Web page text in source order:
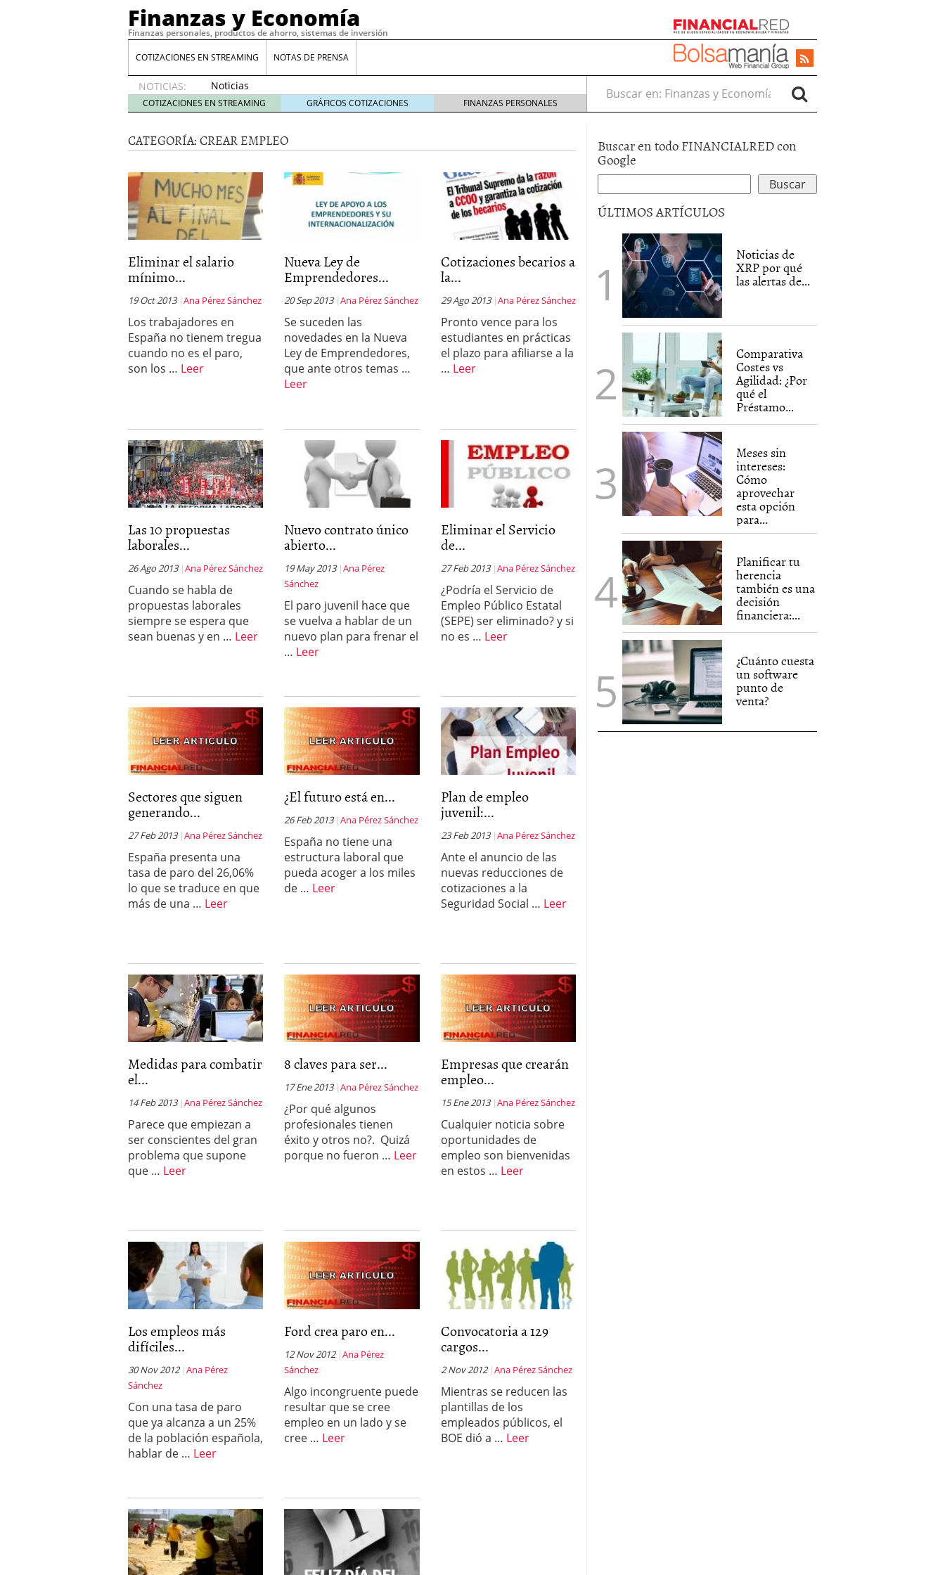
Finanzas y Economía
Finanzas personales, productos de ahorro, sistemas de inversión
COTIZACIONES EN STREAMING NOTAS DE PRENSA
NOTICIAS:
Noticias
de XRP
por qué
alertas
de
whales
suelen
llegar
tarde
16
de abril
de 2026
Comparativa Costes vs Agilidad: ¿Por qué el Préstamo Promotor privado
acelera la rentabilidad? 12 de diciembre de 2025
Meses sin intereses: Cómo aprovechar esta opción para gestionar tus
compras 24 de noviembre de 2025
Planificar tu herencia también es una decisión financiera: cómo anticiparte
a los costes
21 de noviembre de 2025
¿Cuánto cuesta un software punto de venta?
3 de octubre de 2025
COTIZACIONES EN STREAMING GRÁFICOS COTIZACIONES FINANZAS PERSONALES
Buscar en:
CATEGORÍA:CREAR EMPLEO
Eliminar el salario
mínimo...
19 Oct 2013 Ana Pérez Sánchez
Los trabajadores en
España no tienem tregua
cuando no es el paro,
son los … Leer
Nueva Ley de
Emprendedores...
20 Sep 2013 Ana Pérez Sánchez
Se suceden las
novedades en la Nueva
Ley de Emprendedores,
que ante otros temas …
Leer
Cotizaciones becarios a
la...
29 Ago 2013 Ana Pérez Sánchez
Pronto vence para los
estudiantes en prácticas
el plazo para afiliarse a la
… Leer
Las 10 propuestas
laborales...
26 Ago 2013 Ana Pérez Sánchez
Cuando se habla de
propuestas laborales
siempre se espera que
sean buenas y en … Leer
Nuevo contrato único
abierto...
19 May 2013 Ana Pérez
Sánchez
El paro juvenil hace que
se vuelva a hablar de un
nuevo plan para frenar el
… Leer
Eliminar el Servicio
de...
27 Feb 2013 Ana Pérez Sánchez
¿Podría el Servicio de
Empleo Público Estatal
(SEPE) ser eliminado? y si
no es … Leer
Sectores que siguen
generando...
27 Feb 2013 Ana Pérez Sánchez
España presenta una
tasa de paro del 26,06%
lo que se traduce en que
más de una … Leer
¿El futuro está en...
26 Feb 2013 Ana Pérez Sánchez
España no tiene una
estructura laboral que
pueda acoger a los miles
de … Leer
Plan de empleo
juvenil:...
23 Feb 2013 Ana Pérez Sánchez
Ante el anuncio de las
nuevas reducciones de
cotizaciones a la
Seguridad Social … Leer
Medidas para combatir
el...
14 Feb 2013 Ana Pérez Sánchez
Parece que empiezan a
ser conscientes del gran
problema que supone
que … Leer
8 claves para ser...
17 Ene 2013 Ana Pérez Sánchez
¿Por qué algunos
profesionales tienen
éxito y otros no?. Quizá
porque no fueron … Leer
Empresas que crearán
empleo...
15 Ene 2013 Ana Pérez Sánchez
Cualquier noticia sobre
oportunidades de
empleo son bienvenidas
en estos … Leer
Los empleos más
difíciles...
30 Nov 2012 Ana Pérez
Sánchez
Con una tasa de paro
que ya alcanza a un 25%
de la población española,
hablar de … Leer
Ford crea paro en...
12 Nov 2012 Ana Pérez
Sánchez
Algo incongruente puede
resultar que se cree
empleo en un lado y se
cree … Leer
Convocatoria a 129
cargos...
2 Nov 2012 Ana Pérez Sánchez
Mientras se reducen las
plantillas de los
empleados públicos, el
BOE dió a … Leer
Buscar en todo FINANCIALRED con
Google
ÚLTIMOS ARTÍCULOS
Noticias de
XRP por qué
las alertas de...
Comparativa
Costes vs
Agilidad: ¿Por
qué el
Préstamo...
Meses sin
intereses:
Cómo
aprovechar
esta opción
para...
Planificar tu
herencia
también es una
decisión
financiera:...
¿Cuánto cuesta
un software
punto de
venta?